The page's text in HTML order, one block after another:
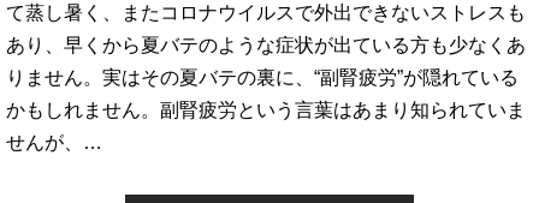
て蒸し暑く、またコロナウイルスで外出できないストレスも
あり、早くから夏バテのような症状が出ている方も少なくあ
りません。実はその夏バテの裏に、“副腎疲労”が隠れている
かもしれません。副腎疲労という言葉はあまり知られていま
せんが、…